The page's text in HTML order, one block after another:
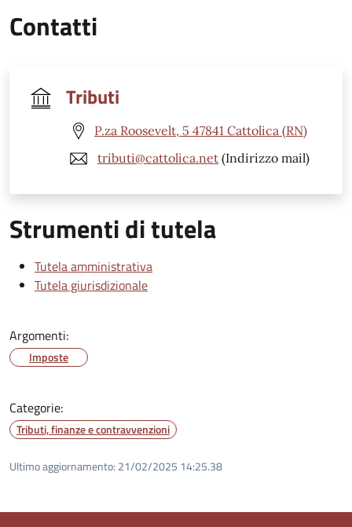
Contatti
Tributi
P.za Roosevelt, 5 47841 Cattolica (RN)
tributi@cattolica.net (Indirizzo mail)
Strumenti di tutela
Tutela amministrativa
Tutela giurisdizionale
Argomenti:
Imposte
Categorie:
Tributi, finanze e contravvenzioni
Ultimo aggiornamento: 21/02/2025 14:25.38